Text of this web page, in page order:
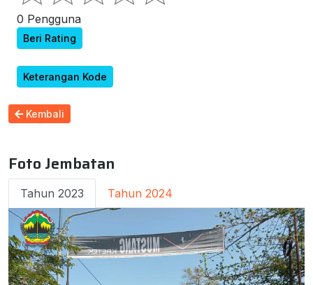
0 Pengguna
Beri Rating
Keterangan Kode
Kembali
Foto Jembatan
Tahun 2023 Tahun 2024